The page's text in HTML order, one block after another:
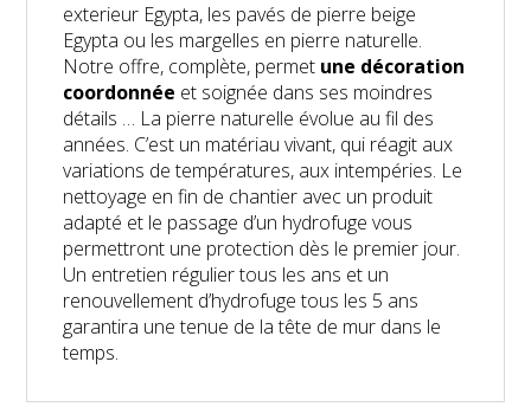
exterieur Egypta, les pavés de pierre beige
Egypta ou les margelles en pierre naturelle.
Notre offre, complète, permet une décoration
coordonnée et soignée dans ses moindres
détails … La pierre naturelle évolue au fil des
années. C’est un matériau vivant, qui réagit aux
variations de températures, aux intempéries. Le
nettoyage en fin de chantier avec un produit
adapté et le passage d’un hydrofuge vous
permettront une protection dès le premier jour.
Un entretien régulier tous les ans et un
renouvellement d’hydrofuge tous les 5 ans
garantira une tenue de la tête de mur dans le
temps.